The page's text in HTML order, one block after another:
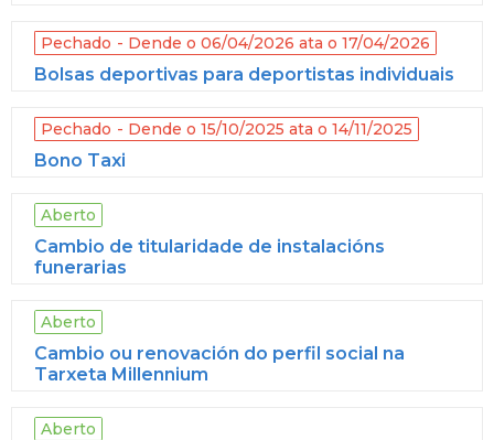
Pechado Dende o 06/04/2026 ata o 17/04/2026
Bolsas deportivas para deportistas individuais
Pechado Dende o 15/10/2025 ata o 14/11/2025
Bono Taxi
Aberto
Cambio de titularidade de instalacións
funerarias
Aberto
Cambio ou renovación do perfil social na
Tarxeta Millennium
Aberto